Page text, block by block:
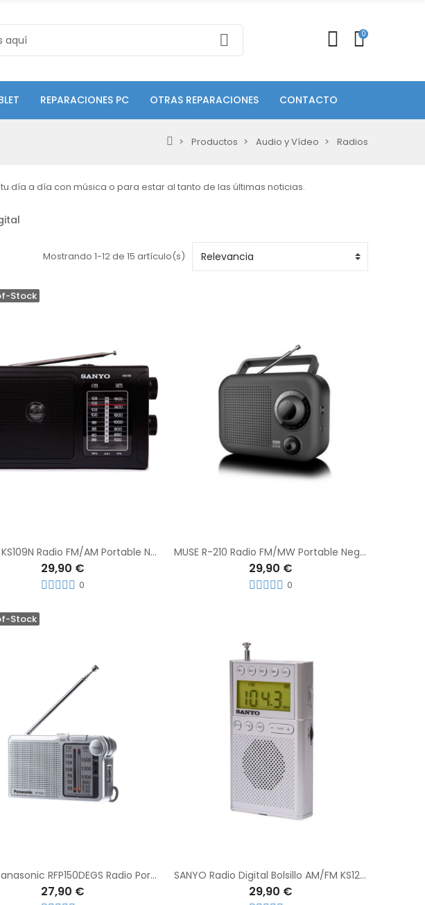
0
REPARACIONES PC OTRAS REPARACIONES CONTACTO
Productos Audio y Vídeo Radios
día a día con música o para estar al tanto de las últimas noticias.
Mostrando 1-12 de 15 artículo(s)
Stock
SANYO KS109N Radio FM/AM Portable Negra
29,90 €
0
MUSE R-210 Radio FM/MW Portable Negra
29,90 €
0
Stock
Radio Panasonic RFP150DEGS Radio Portatil Plateada
27,90 €
SANYO Radio Digital Bolsillo AM/FM KS121P Plata
29,90 €